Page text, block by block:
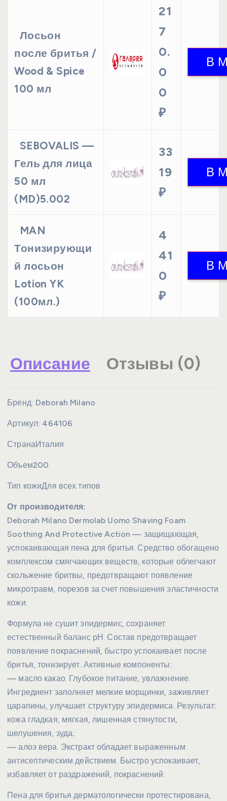
Лосьон
после бритья /
Wood & Spice
100 мл
21
7
0.
0
0
₽
SEBOVALIS —
Гель для лица
50 мл
(MD)5.002
33
19
₽
MAN
Тонизирующи
й лосьон
Lotion YK
(100мл.)
4
41
0
₽
Описание Отзывы (0)
Бренд: Deborah Milano
Артикул: 464106
СтранаИталия
Объем200
Тип кожиДля всех типов
От производителя:
Deborah Milano Dermolab Uomo Shaving Foam
Soothing And Protective Action — защищающая,
успокаивающая пена для бритья. Средство обогащено
комплексом смягчающих веществ, которые облегчают
скольжение бритвы, предотвращают появление
микротравм, порезов за счет повышения эластичности
кожи.
Формула не сушит эпидермис, сохраняет
естественный баланс рН. Состав предотвращает
появление покраснений, быстро успокаивает после
бритья, тонизирует. Активные компоненты:
— масло какао. Глубокое питание, увлажнение.
Ингредиент заполняет мелкие морщинки, заживляет
царапины, улучшает структуру эпидермиса. Результат:
кожа гладкая, мягкая, лишенная стянутости,
шелушения, зуда;
— алоэ вера. Экстракт обладает выраженным
антисептическим действием. Быстро успокаивает,
избавляет от раздражений, покраснений.
Пена для бритья дерматологически протестирована,